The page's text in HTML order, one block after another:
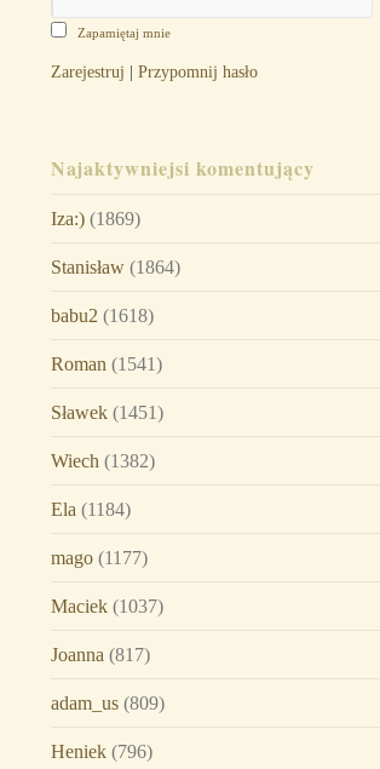
Zapamiętaj mnie
Zarejestruj | Przypomnij hasło
Najaktywniejsi komentujący
Iza:)(1869)
Stanisław(1864)
babu2 (1618)
Roman (1541)
Sławek(1451)
Wiech (1382)
Ela (1184)
mago(1177)
Maciek(1037)
Joanna (817)
adam_us(809)
Heniek(796)